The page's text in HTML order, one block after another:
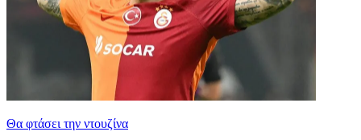
Θα φτάσει την ντουζίνα